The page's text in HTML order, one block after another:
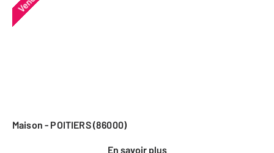
Maison - POITIERS (86000)
En savoir plus